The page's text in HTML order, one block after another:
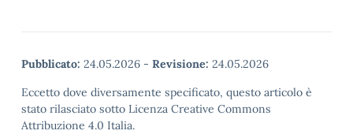
Pubblicato: 24.05.2026 - Revisione: 24.05.2026
Eccetto dove diversamente specificato, questo articolo è
stato rilasciato sotto Licenza Creative Commons
Attribuzione 4.0 Italia.